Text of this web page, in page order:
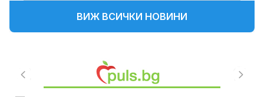
ВИЖ ВСИЧКИ НОВИНИ